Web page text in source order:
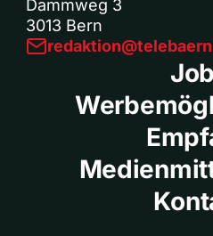
Dammweg 3
3013 Bern